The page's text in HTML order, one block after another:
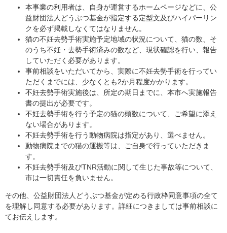
本事業の利用者は、自身が運営するホームページなどに、公
益財団法人どうぶつ基金が指定する定型文及びハイパーリン
クを必ず掲載しなくてはなりません。
猫の不妊去勢手術実施予定地域の状況について、猫の数、そ
のうち不妊・去勢手術済みの数など、現状確認を行い、報告
していただく必要があります。
事前相談をいただいてから、実際に不妊去勢手術を行ってい
ただくまでには、少なくとも2か月程度かかります。
不妊去勢手術実施後は、所定の期日までに、本市へ実施報告
書の提出が必要です。
不妊去勢手術を行う予定の猫の頭数について、ご希望に添え
ない場合があります。
不妊去勢手術を行う動物病院は指定があり、選べません。
動物病院までの猫の運搬等は、ご自身で行っていただきま
す。
不妊去勢手術及びTNR活動に関して生じた事故等について、
市は一切責任を負いません。
その他、公益財団法人どうぶつ基金が定める行政枠同意事項の全て
を理解し同意する必要があります。詳細につきましては事前相談に
てお伝えします。